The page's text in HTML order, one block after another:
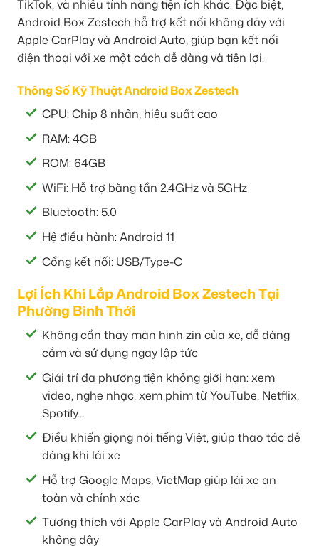
TikTok, và nhiều tính năng tiện ích khác. Đặc biệt,
Android Box Zestech hỗ trợ kết nối không dây với
Apple CarPlay và Android Auto, giúp bạn kết nối
điện thoại với xe một cách dễ dàng và tiện lợi.
Thông Số Kỹ Thuật Android Box Zestech
CPU: Chip 8 nhân, hiệu suất cao
RAM: 4GB
ROM: 64GB
WiFi: Hỗ trợ băng tần 2.4GHz và 5GHz
Bluetooth: 5.0
Hệ điều hành: Android 11
Cổng kết nối: USB/Type-C
Lợi Ích Khi Lắp Android Box Zestech Tại
Phường Bình Thới
Không cần thay màn hình zin của xe, dễ dàng
cắm và sử dụng ngay lập tức
Giải trí đa phương tiện không giới hạn: xem
video, nghe nhạc, xem phim từ YouTube, Netflix,
Spotify…
Điều khiển giọng nói tiếng Việt, giúp thao tác dễ
dàng khi lái xe
Hỗ trợ Google Maps, VietMap giúp lái xe an
toàn và chính xác
Tương thích với Apple CarPlay và Android Auto
không dây